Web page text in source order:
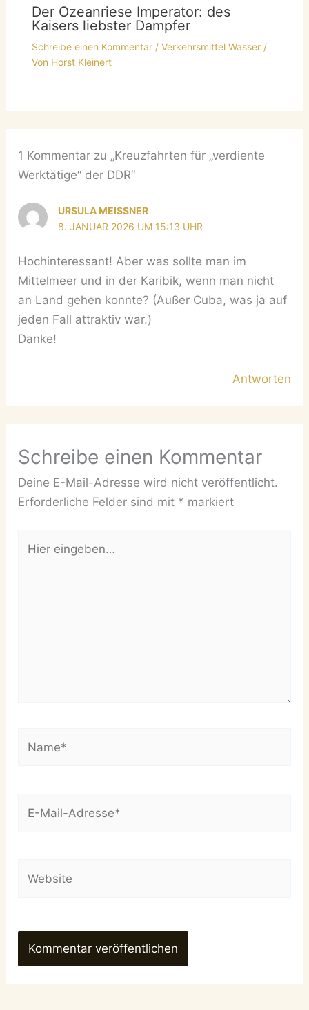
Der Ozeanriese Imperator: des
Kaisers liebster Dampfer
Schreibe einen Kommentar / Verkehrsmittel Wasser/
Von Horst Kleinert
1 Kommentar zu „Kreuzfahrten für „verdiente
Werktätige“ der DDR“
URSULA MEISSNER
8. JANUAR 2026 UM 15:13 UHR
Hochinteressant! Aber was sollte man im
Mittelmeer und in der Karibik, wenn man nicht
an Land gehen konnte? (Außer Cuba, was ja auf
jeden Fall attraktiv war.)
Danke!
Antworten
Schreibe einen Kommentar
Deine E-Mail-Adresse wird nicht veröffentlicht.
Erforderliche Felder sind mit * markiert
eingeben…